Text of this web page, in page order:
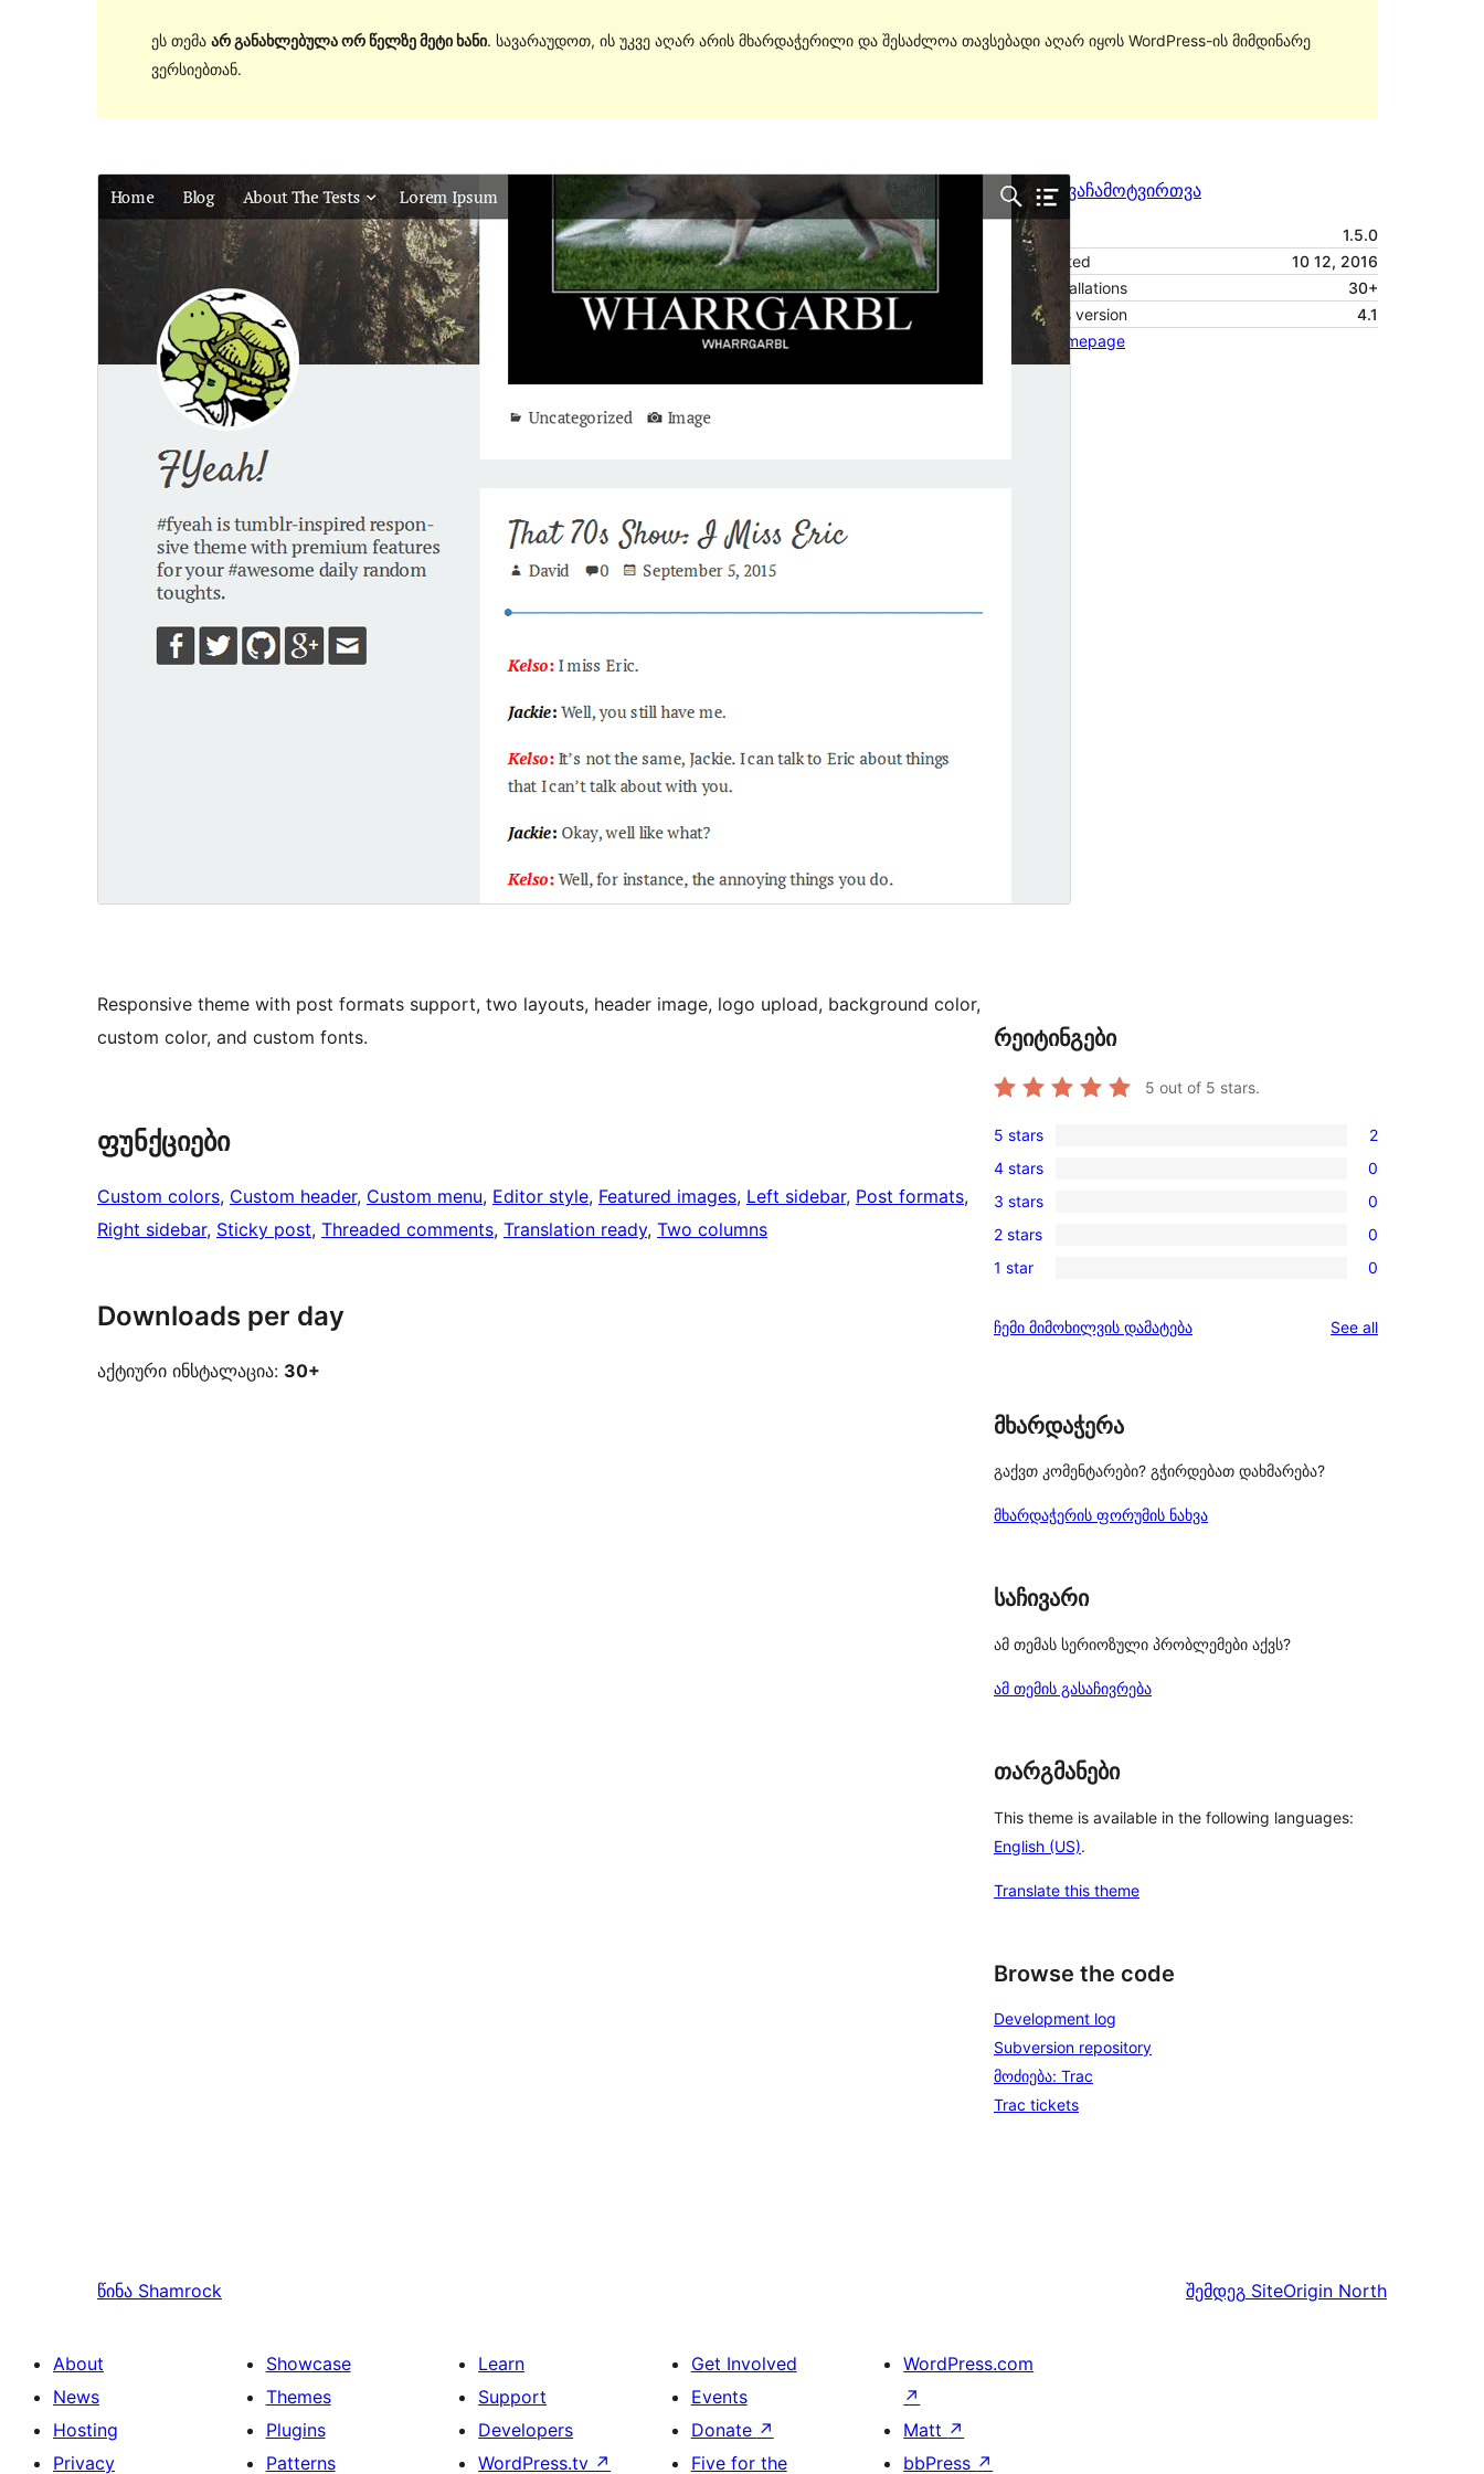
ეს თემა არ განახლებულა ორ წელზე მეტი ხანი. სავარაუდოთ, ის უკვე აღარ არის მხარდაჭერილი და შესაძლოა თავსებადი აღარ იყოს WordPress-ის მიმდინარე
ვერსიებთან.
გადახედვაჩამოტვირთვა
ვერსია
1.5.0
Last updated
10 12, 2016
Active installations
30+
WordPress version
4.1
Theme homepage
Responsive theme with post formats support, two layouts, header image, logo upload, background color,
custom color, and custom fonts.
ფუნქციები
Custom colors, Custom header, Custom menu, Editor style, Featured images, Left sidebar, Post formats
Right sidebar, Sticky post, Threaded comments, Translation ready, Two columns
Downloads per day
აქტიური ინსტალაცია: 30+
რეიტინგები
5 out of 5 stars.
2
5-
star
reviews
5 stars 2
0
4-
star
reviews
4 stars 0
0
3-
star
3 stars 0
0
2-
reviews
2 stars 0
0
star
1 star 0
ჩემი მიმოხილვის დამატება See allreviews
მხარდაჭერა
გაქვთ კომენტარები? გჭირდებათ დახმარება?
მხარდაჭერის ფორუმის ნახვა
საჩივარი
ამ თემას სერიოზული პრობლემები აქვს?
ამ თემის გასაჩივრება
თარგმანები
This theme is available in the following languages:
English (US).
Translate this theme
Browse the code
Development log
Subversion repository
მოძიება: Trac
Trac tickets
წინა Shamrock შემდეგ SiteOrigin North
About
News
Hosting
Privacy
Showcase
Themes
Plugins
Patterns
Learn
Support
Developers
WordPress.tv ↗
Get Involved
Events
Donate ↗
Five for the
WordPress.com
↗
Matt ↗
bbPress ↗